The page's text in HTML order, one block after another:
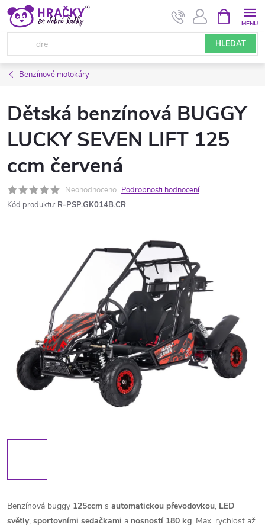
Přejít
obsah
HLEDAT
NÁKUPNÍ
KOŠÍK
Benzínové motokáry
Dětská benzínová BUGGY
LUCKY SEVEN LIFT 125
ccm červená
Neohodnoceno Podrobnosti hodnocení
Kód produktu: R-PSP.GK014B.CR
Benzínová buggy 125ccm s automatickou převodovkou, LED
světly, sportovními sedačkami a nosností 180 kg. Max. rychlost až